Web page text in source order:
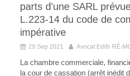
parts d'une SARL
L.223-14 du code de
impérative
29 Sep 2021 Avocat Edith RÉ-
La chambre commerciale,
la cour de cassation (arrêt inédit